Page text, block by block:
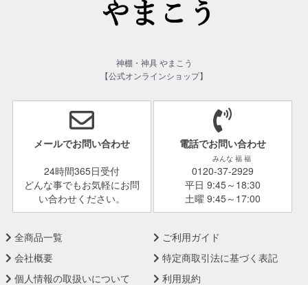
神棚・神具 やまこう
【公式オンラインショップ】
メールでお問い合わせ
24時間365日受付
どんな事でもお気軽にお問
い合わせください。
電話でお問い合わせ
みんな 福 福
0120-37-2929
平日 9:45～18:30
土曜 9:45～17:00
全商品一覧
ご利用ガイド
会社概要
特定商取引法に基づく表記
個人情報の取扱いについて
利用規約